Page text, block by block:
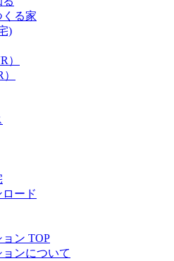
る家
)
）
ード
ン TOP
ンについて